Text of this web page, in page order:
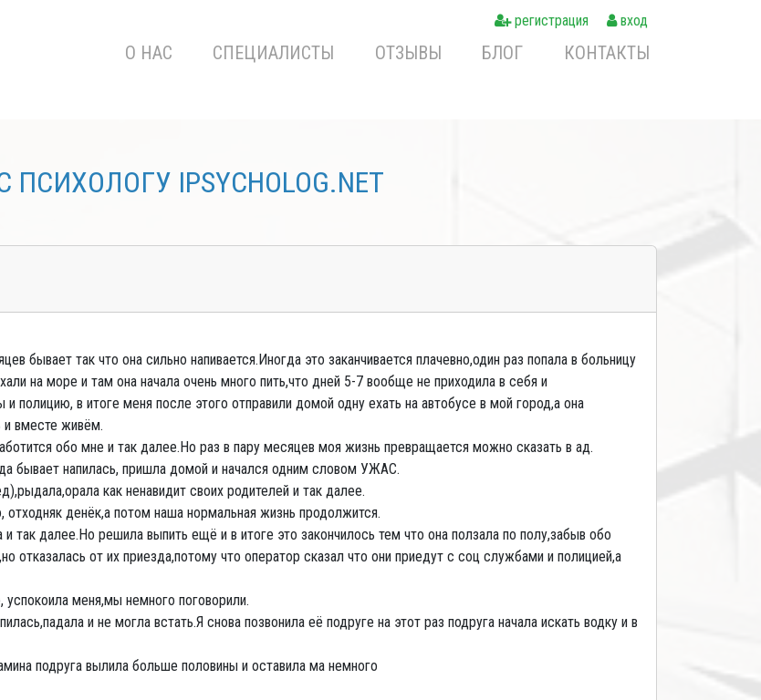
регистрация вход
О НАС СПЕЦИАЛИСТЫ ОТЗЫВЫ БЛОГ КОНТАКТЫ
ПСИХОЛОГУ IPSYCHOLOG.NET
бывает так что она сильно напивается.Иногда это заканчивается плачевно,один раз попала в больницу
на море и там она начала очень много пить,что дней 5-7 вообще не приходила в себя и
полицию, в итоге меня после этого отправили домой одну ехать на автобусе в мой город,а она
и вместе живём.
обо мне и так далее.Но раз в пару месяцев моя жизнь превращается можно сказать в ад.
бывает напилась, пришла домой и начался одним словом УЖАС.
как ненавидит своих родителей и так далее.
денёк,а потом наша нормальная жизнь продолжится.
так далее.Но решила выпить ещё и в итоге это закончилось тем что она ползала по полу,забыв обо
отказалась от их приезда,потому что оператор сказал что они приедут с соц службами и полицией,а
меня,мы немного поговорили.
и не могла встать.Я снова позвонила её подруге на этот раз подруга начала искать водку и в
подруга вылила больше половины и оставила ма немного